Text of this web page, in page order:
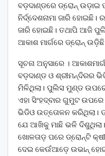
ବଡ଼ଦାଣ୍ଡରେ ଡ୍ରୋନ୍‌ ଉଡ଼ାଇ
ନିର୍ଦ୍ଦେଶନାମା ଜାରି
ଜାରି ହୋଇଛି। ତଥାପି ଆଜି
ଆକାଶ ମାର୍ଗରେ ଡ୍ରୋନ୍‌
ସୂଚନା ଅନୁସାରେ ।
ବଡ଼ଦାଣ୍ଡ ଓ ଶ୍ରୀମନ୍ଦିରର
ମିଳିଥିଲା। ପୁଲିସ ମୁଣ୍ଡ
ଏହା ସିଂହଦ୍ବାର ଗୁମୁଟ
ଭିଡିଓ ଉତ୍ତୋଳନ କରିଥିଲା।
ଯେ ଆଖିକୁ ମାଛି ଭଳି
ଖୋଳତାଡ଼ ପରେ ଡ୍ରୋନ୍‌ଟି
ଦେଇ କେଉଁଆଡ଼େ ଉଭାନ୍‌